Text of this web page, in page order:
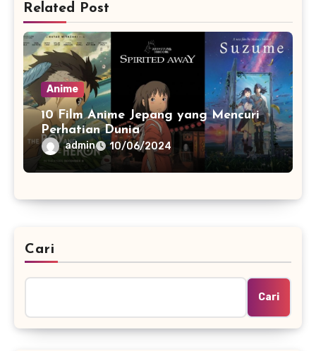
Related Post
Anime
10 Film Anime Jepang yang Mencuri
Perhatian Dunia
admin 10/06/2024
Cari
Cari